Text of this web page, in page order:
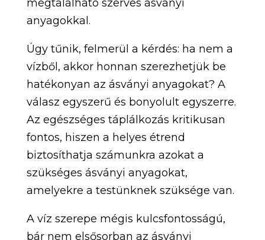
megtalálható szerves ásványi
anyagokkal.
Úgy tűnik, felmerül a kérdés: ha nem a
vízből, akkor honnan szerezhetjük be
hatékonyan az ásványi anyagokat? A
válasz egyszerű és bonyolult egyszerre.
Az egészséges táplálkozás kritikusan
fontos, hiszen a helyes étrend
biztosíthatja számunkra azokat a
szükséges ásványi anyagokat,
amelyekre a testünknek szüksége van.
A víz szerepe mégis kulcsfontosságú,
bár nem elsősorban az ásványi